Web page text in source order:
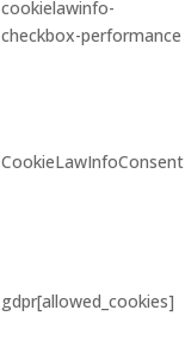
cookielawinfo-
checkbox-performance
CookieLawInfoConsent
gdpr[allowed_cookies]